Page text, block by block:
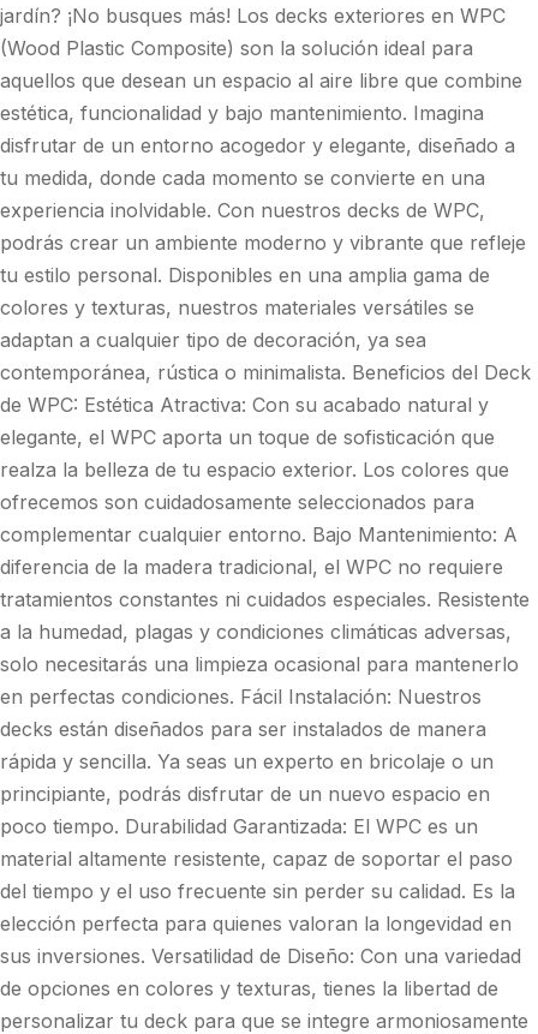
jardín? ¡No busques más! Los decks exteriores en WPC
(Wood Plastic Composite) son la solución ideal para
aquellos que desean un espacio al aire libre que combine
estética, funcionalidad y bajo mantenimiento. Imagina
disfrutar de un entorno acogedor y elegante, diseñado a
tu medida, donde cada momento se convierte en una
experiencia inolvidable. Con nuestros decks de WPC,
podrás crear un ambiente moderno y vibrante que refleje
tu estilo personal. Disponibles en una amplia gama de
colores y texturas, nuestros materiales versátiles se
adaptan a cualquier tipo de decoración, ya sea
contemporánea, rústica o minimalista. Beneficios del Deck
de WPC: Estética Atractiva: Con su acabado natural y
elegante, el WPC aporta un toque de sofisticación que
realza la belleza de tu espacio exterior. Los colores que
ofrecemos son cuidadosamente seleccionados para
complementar cualquier entorno. Bajo Mantenimiento: A
diferencia de la madera tradicional, el WPC no requiere
tratamientos constantes ni cuidados especiales. Resistente
a la humedad, plagas y condiciones climáticas adversas,
solo necesitarás una limpieza ocasional para mantenerlo
en perfectas condiciones. Fácil Instalación: Nuestros
decks están diseñados para ser instalados de manera
rápida y sencilla. Ya seas un experto en bricolaje o un
principiante, podrás disfrutar de un nuevo espacio en
poco tiempo. Durabilidad Garantizada: El WPC es un
material altamente resistente, capaz de soportar el paso
del tiempo y el uso frecuente sin perder su calidad. Es la
elección perfecta para quienes valoran la longevidad en
sus inversiones. Versatilidad de Diseño: Con una variedad
de opciones en colores y texturas, tienes la libertad de
personalizar tu deck para que se integre armoniosamente